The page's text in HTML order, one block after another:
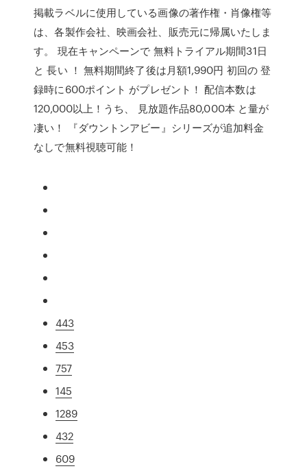
掲載ラベルに使用している画像の著作権・肖像権等
は、各製作会社、映画会社、販売元に帰属いたしま
す。 現在キャンペーンで 無料トライアル期間31日
と 長い ！ 無料期間終了後は月額1,990円 初回の 登
録時に600ポイント がプレゼント！ 配信本数は
120,000以上！うち、 見放題作品80,000本 と量が
凄い！ 『ダウントンアビー』シリーズが追加料金
なしで無料視聴可能！
443
453
757
145
1289
432
609